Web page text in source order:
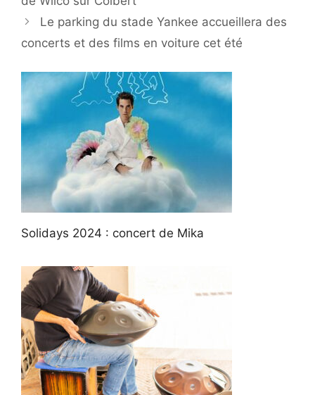
Le parking du stade Yankee accueillera des
concerts et des films en voiture cet été
Solidays 2024 : concert de Mika